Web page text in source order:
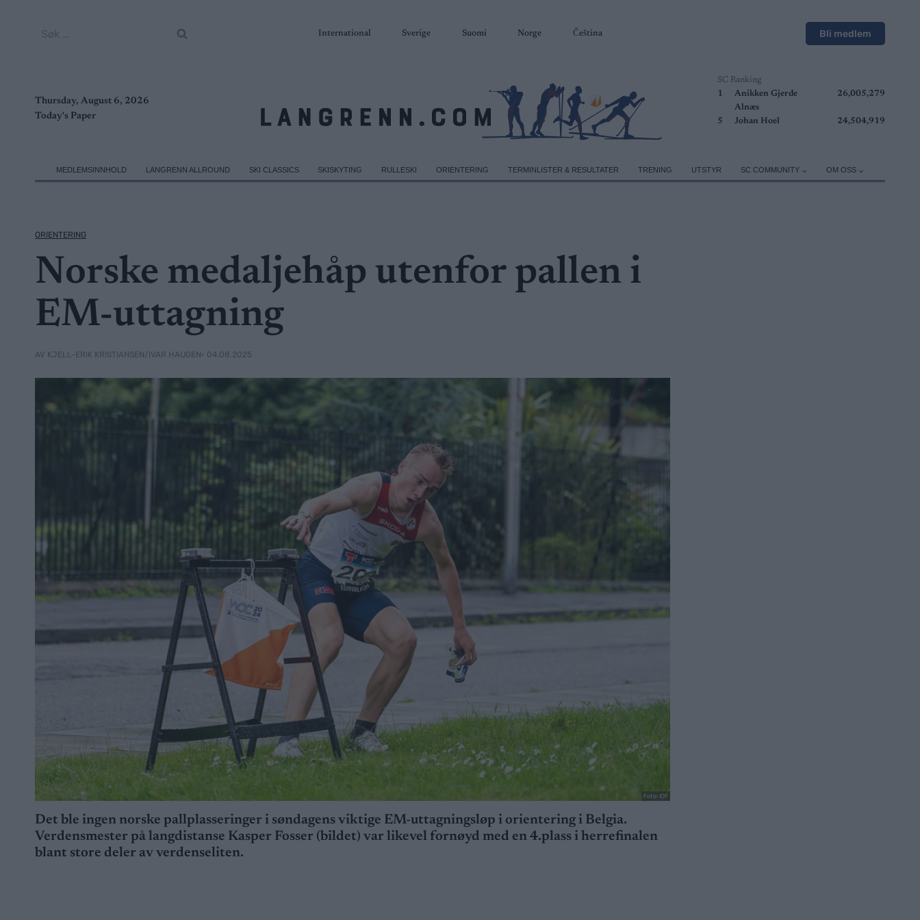
International Sverige Suomi Norge Čeština Bli medlem
Thursday, August 6, 2026
Today's Paper
SC Ranking
1
Anikken Gjerde
Alnæs
26,005,279
5 Johan Hoel 24,504,919
MEDLEMSINNHOLD LANGRENN ALLROUND SKI CLASSICS SKISKYTING RULLESKI ORIENTERING TERMINLISTER & RESULTATER TRENING UTSTYR SC COMMUNITY OM OSS
ORIENTERING
Norske medaljehåp utenfor pallen i
EM-uttagning
AV KJELL-ERIK KRISTIANSEN/IVAR HAUGEN • 04.08.2025
Foto: IOF
Det ble ingen norske pallplasseringer i søndagens viktige EM-uttagningsløp i orientering i Belgia.
Verdensmester på langdistanse Kasper Fosser (bildet) var likevel fornøyd med en 4.plass i herrefinalen
blant store deler av verdenseliten.